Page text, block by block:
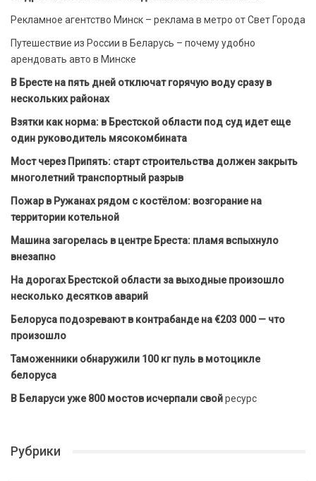
Рекламное агентство Минск – реклама в метро от Свет Города
Путешествие из России в Беларусь – почему удобно
арендовать авто в Минске
В Бресте на пять дней отключат горячую воду сразу в
нескольких районах
Взятки как норма: в Брестской области под суд идет еще
один руководитель мясокомбината
Мост через Припять: старт строительства должен закрыть
многолетний транспортный разрыв
Пожар в Ружанах рядом с костёлом: возгорание на
территории котельной
Машина загорелась в центре Бреста: пламя вспыхнуло
внезапно
На дорогах Брестской области за выходные произошло
несколько десятков аварий
Белоруса подозревают в контрабанде на €203 000 — что
произошло
Таможенники обнаружили 100 кг пуль в мотоцикле
белоруса
В Беларуси уже 800 мостов исчерпали свойресурс
Рубрики